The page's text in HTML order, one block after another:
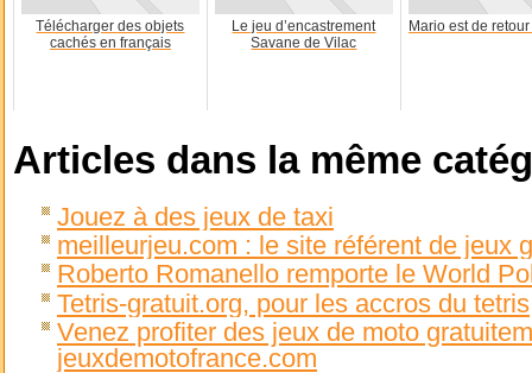
Télécharger des objets
cachés en français
Le jeu d’encastrement
Savane de Vilac
Mario est de
Articles dans la même
Jouez à des jeux de taxi
meilleurjeu.com : le site référent de jeux
Roberto Romanello remporte le World
Tetris-gratuit.org, pour les accros du tetris
Venez profiter des jeux de moto
jeuxdemotofrance.com